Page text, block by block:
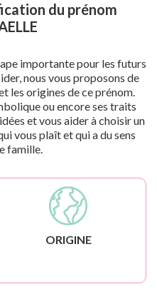
du prénom
importante pour les futurs
nous vous proposons de
les origines de ce prénom.
ou encore ses traits
et vous aider à choisir un
vous plaît et qui a du sens
famille.
ORIGINE